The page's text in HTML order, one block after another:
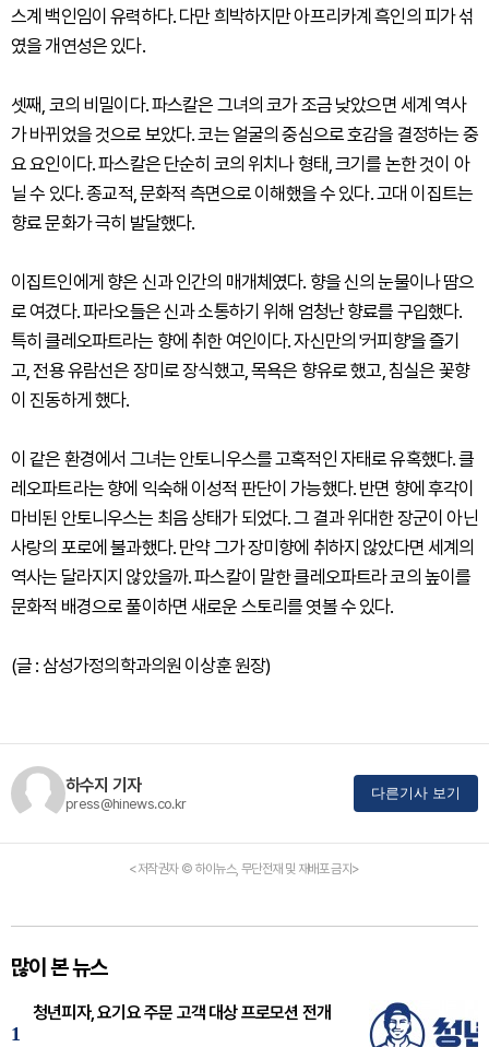
스계 백인임이 유력하다. 다만 희박하지만 아프리카계 흑인의 피가 섞
였을 개연성은 있다.
셋째, 코의 비밀이다. 파스칼은 그녀의 코가 조금 낮았으면 세계 역사
가 바뀌었을 것으로 보았다. 코는 얼굴의 중심으로 호감을 결정하는 중
요 요인이다. 파스칼은 단순히 코의 위치나 형태, 크기를 논한 것이 아
닐 수 있다. 종교적, 문화적 측면으로 이해했을 수 있다. 고대 이집트는
향료 문화가 극히 발달했다.
이집트인에게 향은 신과 인간의 매개체였다. 향을 신의 눈물이나 땀으
로 여겼다. 파라오들은 신과 소통하기 위해 엄청난 향료를 구입했다.
특히 클레오파트라는 향에 취한 여인이다. 자신만의 '커피향'을 즐기
고, 전용 유람선은 장미로 장식했고, 목욕은 향유로 했고, 침실은 꽃향
이 진동하게 했다.
이 같은 환경에서 그녀는 안토니우스를 고혹적인 자태로 유혹했다. 클
레오파트라는 향에 익숙해 이성적 판단이 가능했다. 반면 향에 후각이
마비된 안토니우스는 최음 상태가 되었다. 그 결과 위대한 장군이 아닌
사랑의 포로에 불과했다. 만약 그가 장미향에 취하지 않았다면 세계의
역사는 달라지지 않았을까. 파스칼이 말한 클레오파트라 코의 높이를
문화적 배경으로 풀이하면 새로운 스토리를 엿볼 수 있다.
(글 : 삼성가정의학과의원 이상훈 원장)
하수지 기자
press@hinews.co.kr
다른기사 보기
<저작권자 © 하이뉴스, 무단전재 및 재배포 금지>
많이 본 뉴스
1
청년피자, 요기요 주문 고객 대상 프로모션 전개